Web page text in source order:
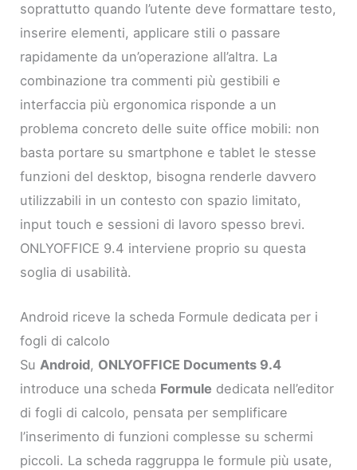
soprattutto quando l’utente deve formattare testo,
inserire elementi, applicare stili o passare
rapidamente da un’operazione all’altra. La
combinazione tra commenti più gestibili e
interfaccia più ergonomica risponde a un
problema concreto delle suite office mobili: non
basta portare su smartphone e tablet le stesse
funzioni del desktop, bisogna renderle davvero
utilizzabili in un contesto con spazio limitato,
input touch e sessioni di lavoro spesso brevi.
ONLYOFFICE 9.4 interviene proprio su questa
soglia di usabilità.
Android riceve la scheda Formule dedicata per i
fogli di calcolo
SuAndroid, ONLYOFFICE Documents 9.4
introduce una scheda Formule dedicata nell’editor
di fogli di calcolo, pensata per semplificare
l’inserimento di funzioni complesse su schermi
piccoli. La scheda raggruppa le formule più usate,